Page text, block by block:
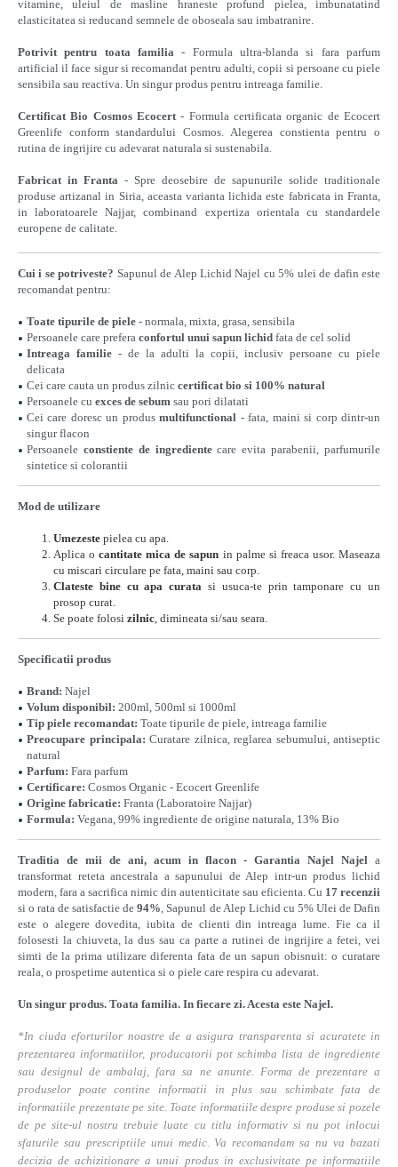
vitamine, uleiul de masline hraneste profund pielea, imbunatatind
elasticitatea si reducand semnele de oboseala sau imbatranire.
Potrivit pentru toata familia - Formula ultra-blanda si fara parfum
artificial il face sigur si recomandat pentru adulti, copii si persoane cu piele
sensibila sau reactiva. Un singur produs pentru intreaga familie.
Certificat Bio Cosmos Ecocert- Formula certificata organic de Ecocert
Greenlife conform standardului Cosmos. Alegerea constienta pentru o
rutina de ingrijire cu adevarat naturala si sustenabila.
Fabricat in Franta - Spre deosebire de sapunurile solide traditionale
produse artizanal in Siria, aceasta varianta lichida este fabricata in Franta,
in laboratoarele Najjar, combinand expertiza orientala cu standardele
europene de calitate.
Cui i se potriveste? Sapunul de Alep Lichid Najel cu 5% ulei de dafin este
recomandat pentru:
Toate tipurile de piele - normala, mixta, grasa, sensibila
Persoanele care prefera confortul unui sapun lichid fata de cel solid
Intreaga familie - de la adulti la copii, inclusiv persoane cu piele
delicata
Cei care cauta un produs zilnic certificat bio si 100% natural
Persoanele cu exces de sebum sau pori dilatati
Cei care doresc un produsmultifunctional - fata, maini si corp dintr-un
singur flacon
Persoanele constiente de ingredientecare evita parabenii, parfumurile
sintetice si colorantii
Mod de utilizare
Umezeste pielea cu apa.
Aplica ocantitate mica de sapun in palme si freaca usor. Maseaza
cu miscari circulare pe fata, maini sau corp.
Clateste bine cu apa curata si usuca-te prin tamponare cu un
prosop curat.
Se poate folosi zilnic, dimineata si/sau seara.
Specificatii produs
Brand: Najel
Volum disponibil: 200ml, 500ml si 1000ml
Tip piele recomandat: Toate tipurile de piele, intreaga familie
Preocupare principala: Curatare zilnica, reglarea sebumului, antiseptic
natural
Parfum: Fara parfum
Certificare: Cosmos Organic - Ecocert Greenlife
Origine fabricatie: Franta (Laboratoire Najjar)
Formula: Vegana, 99% ingrediente de origine naturala, 13% Bio
Traditia de mii de ani, acum in flacon - Garantia Najel Najel a
transformat reteta ancestrala a sapunului de Alep intr-un produs lichid
modern, fara a sacrifica nimic din autenticitate sau eficienta. Cu 17 recenzii
si o rata de satisfactie de94%, Sapunul de Alep Lichid cu 5% Ulei de Dafin
este o alegere dovedita, iubita de clienti din intreaga lume. Fie ca il
folosesti la chiuveta, la dus sau ca parte a rutinei de ingrijire a fetei, vei
simti de la prima utilizare diferenta fata de un sapun obisnuit: o curatare
reala, o prospetime autentica si o piele care respira cu adevarat.
Un singur produs. Toata familia. In fiecare zi. Acesta este Najel.
*In ciuda eforturilor noastre de a asigura transparenta si acuratete in
prezentarea informatiilor, producatorii pot schimba lista de ingrediente
sau designul de ambalaj, fara sa ne anunte. Forma de prezentare a
produselor poate contine informatii in plus sau schimbate fata de
informatiile prezentate pe site. Toate informatiile despre produse si pozele
de pe site-ul nostru trebuie luate cu titlu informativ si nu pot inlocui
sfaturile sau prescriptiile unui medic. Va recomandam sa nu va bazati
decizia de achizitionare a unui produs in exclusivitate pe informatiile